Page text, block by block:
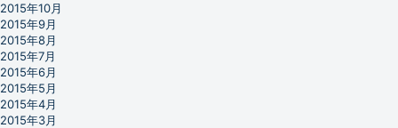
2015年10月
2015年9月
2015年8月
2015年7月
2015年6月
2015年5月
2015年4月
2015年3月